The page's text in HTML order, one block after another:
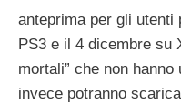
anteprima per gli utenti
PS3 e il 4 dicembre su
mortali” che non
invece potranno